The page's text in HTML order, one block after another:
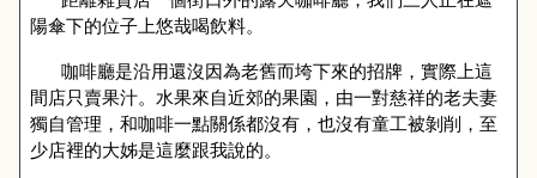
陽傘下的位子上悠哉喝飲料。
咖啡廳是沿用還沒因為老舊而垮下來的招牌，實際上這
間店只賣果汁。水果來自近郊的果園，由一對慈祥的老夫妻
獨自管理，和咖啡一點關係都沒有，也沒有童工被剝削，至
少店裡的大姊是這麼跟我說的。